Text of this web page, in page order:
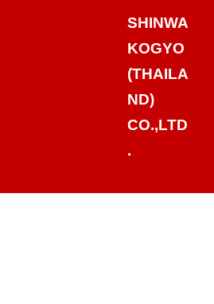
SHINWA
KOGYO
(THAILA
ND)
CO.,LTD
.